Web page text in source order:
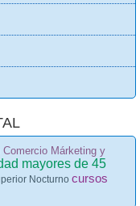
Márketing y
mayores de 45
Nocturno cursos